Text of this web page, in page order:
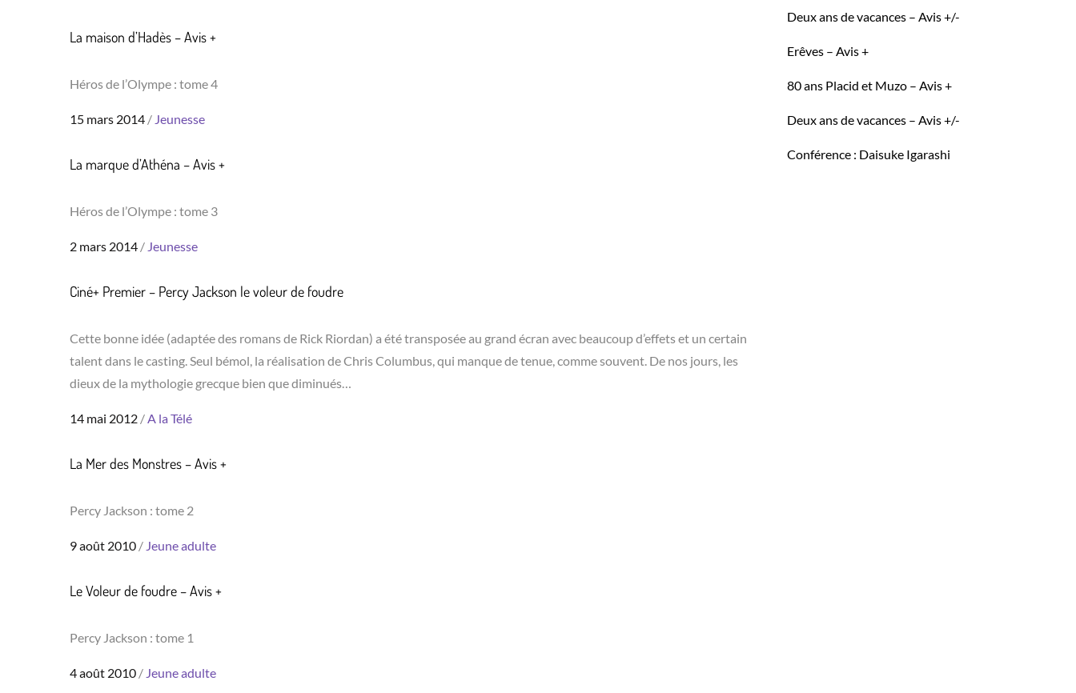
La maison d’Hadès – Avis +
Héros de l’Olympe : tome 4
Posted
15 mars 2014 Jeunesse
La marque d’Athéna – Avis +
Héros de l’Olympe : tome 3
Posted
2 mars 2014 Jeunesse
Ciné+ Premier – Percy Jackson le voleur de foudre
Cette bonne idée (adaptée des romans de Rick Riordan) a été transposée au grand écran avec beaucoup d’effets et un certain
talent dans le casting. Seul bémol, la réalisation de Chris Columbus, qui manque de tenue, comme souvent. De nos jours, les
dieux de la mythologie grecque bien que diminués…
Posted
14 mai 2012 A la Télé
La Mer des Monstres – Avis +
Percy Jackson : tome 2
Posted
9 août 2010 Jeune adulte
Le Voleur de foudre – Avis +
Percy Jackson : tome 1
Posted
4 août 2010 Jeune adulte
Deux ans de vacances – Avis +/-
Erêves – Avis +
80 ans Placid et Muzo – Avis +
Deux ans de vacances – Avis +/-
Conférence : Daisuke Igarashi